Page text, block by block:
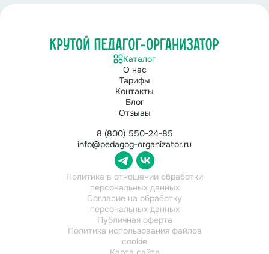
Каталог
О нас
Тарифы
Контакты
Блог
Отзывы
8 (800) 550-24-85
info@pedagog-organizator.ru
Политика в отношении обработки
персональных данных
Согласие на обработку
персональных данных
Публичная оферта
Политика использования файлов
cookie